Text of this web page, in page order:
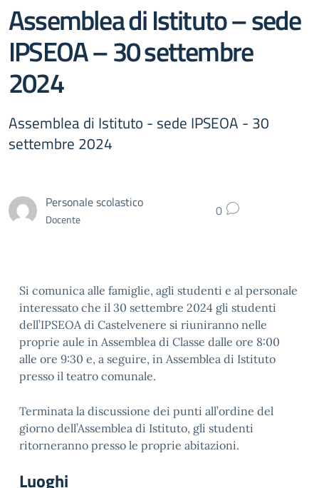
Assemblea di Istituto – sede
IPSEOA – 30 settembre
2024
Assemblea di Istituto - sede IPSEOA - 30
settembre 2024
Personale scolastico
Docente 0
Si comunica alle famiglie, agli studenti e al personale
interessato che il 30 settembre 2024 gli studenti
dell’IPSEOA di Castelvenere si riuniranno nelle
proprie aule in Assemblea di Classe dalle ore 8:00
alle ore 9:30 e, a seguire, in Assemblea di Istituto
presso il teatro comunale.
Terminata la discussione dei punti all’ordine del
giorno dell’Assemblea di Istituto, gli studenti
ritorneranno presso le proprie abitazioni.
Luoghi